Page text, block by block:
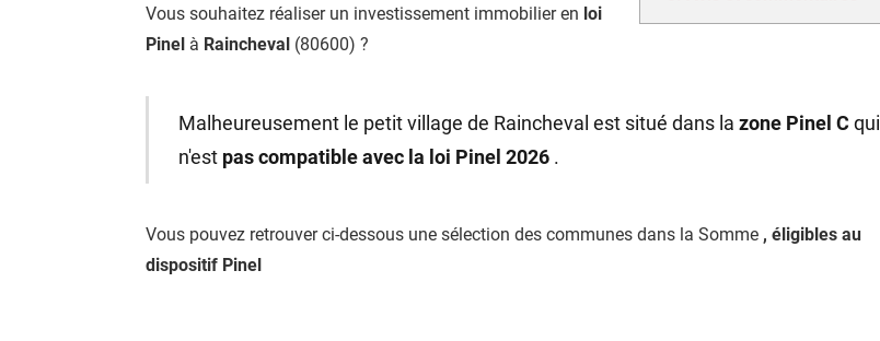
Vous souhaitez réaliser un investissement immobilier en loi
Pinel à Raincheval (80600) ?
Malheureusement le petit village de Raincheval est situé dans la zone Pinel C qui
n'est pas compatible avec la loi Pinel 2026 .
Vous pouvez retrouver ci-dessous une sélection des communes dans la Somme , éligibles au
dispositif Pinel